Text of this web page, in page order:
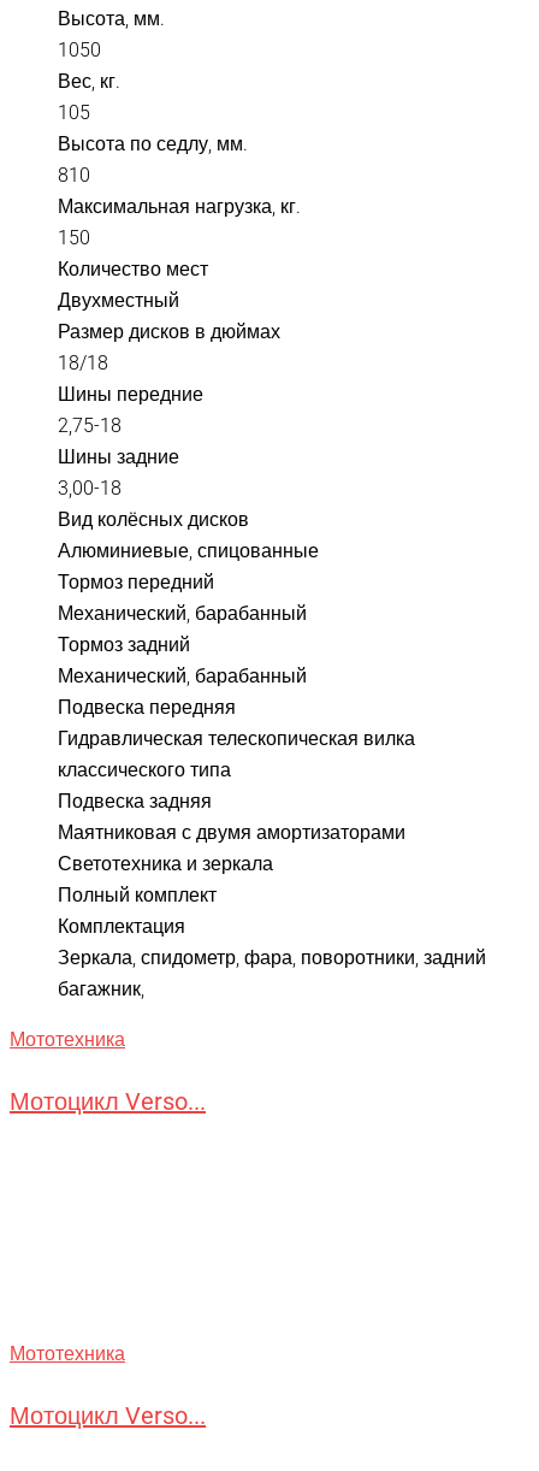
Высота, мм.
1050
Вес, кг.
105
Высота по седлу, мм.
810
Максимальная нагрузка, кг.
150
Количество мест
Двухместный
Размер дисков в дюймах
18/18
Шины передние
2,75-18
Шины задние
3,00-18
Вид колёсных дисков
Алюминиевые, спицованные
Тормоз передний
Механический, барабанный
Тормоз задний
Механический, барабанный
Подвеска передняя
Гидравлическая телескопическая вилка
классического типа
Подвеска задняя
Маятниковая с двумя амортизаторами
Светотехника и зеркала
Полный комплект
Комплектация
Зеркала, спидометр, фара, поворотники, задний
багажник,
Мототехника
Мотоцикл Verso...
Мототехника
Мотоцикл Verso...